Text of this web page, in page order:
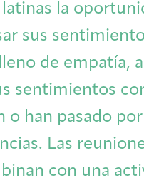
la
sus
de empatía,
sentimientos
o han pasado por
Las
con una